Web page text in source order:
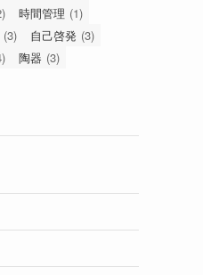
時間管理 (1)
(3) 自己啓発 (3)
陶器 (3)